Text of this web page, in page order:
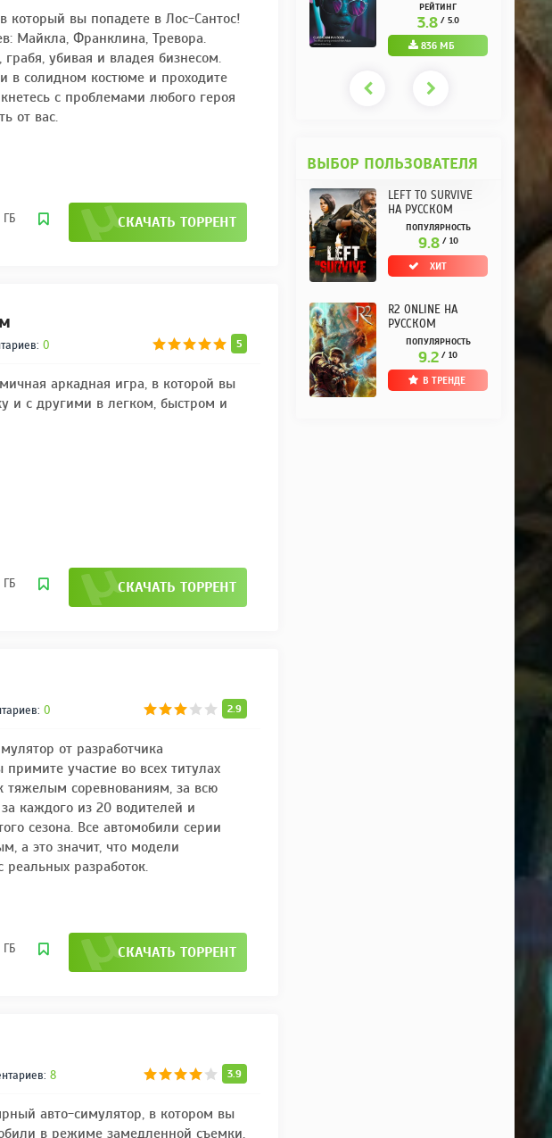
который вы попадете в Лос-Сантос!
Майкла, Франклина, Тревора.
убивая и владея бизнесом.
в солидном костюме и проходите
с проблемами любого героя
от вас.
СКАЧАТЬ ТОРРЕНТ
ГБ Экшены /Игры 2020
5
0
аркадная игра, в которой вы
и с другими в легком, быстром и
СКАЧАТЬ ТОРРЕНТ
ГБ
Игры 2021
2.9
0
от разработчика
участие во всех титулах
тяжелым соревнованиям, за всю
каждого из 20 водителей и
сезона. Все автомобили серии
а это значит, что модели
реальных разработок.
СКАЧАТЬ ТОРРЕНТ
ГБ Игры 2021
3.9
8
авто-симулятор, в котором вы
в режиме замедленной съемки,
3.4/ 5.0
297 МБ
ОТ KPOJIUK
3.7
(10.3.0.10) НА
РУССКОМ REPACK
ОТ KPOJIUK
РЕЙТИНГ
3.8 / 5.0
836 МБ
ВЫБОР ПОЛЬЗОВАТЕЛЯ
LEFT TO SURVIVE
НА РУССКОМ
ПОПУЛЯРНОСТЬ
9.8 / 10
ХИТ
R2 ONLINE НА
РУССКОМ
ПОПУЛЯРНОСТЬ
9.2 / 10
В ТРЕНДЕ